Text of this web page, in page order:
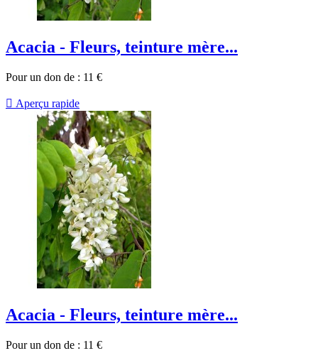
Acacia - Fleurs, teinture mère...
Pour un don de : 11 €
 Aperçu rapide
Acacia - Fleurs, teinture mère...
Pour un don de : 11 €